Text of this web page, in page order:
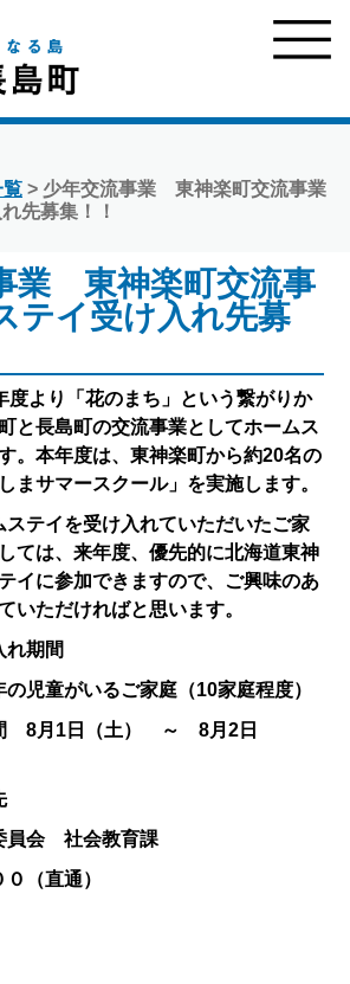
覧 > 少年交流事業 東神楽町交流事業
先募集！！
業 東神楽町交流事
テイ受け入れ先募
度より「花のまち」という繋がりか
と長島町の交流事業としてホームス
。本年度は、東神楽町から約20名の
まサマースクール」を実施します。
ステイを受け入れていただいたご家
ては、来年度、優先的に北海道東神
イに参加できますので、ご興味のあ
いただければと思います。
期間
児童がいるご家庭（10家庭程度）
8月1日（土） ～ 8月2日
員会 社会教育課
（直通）